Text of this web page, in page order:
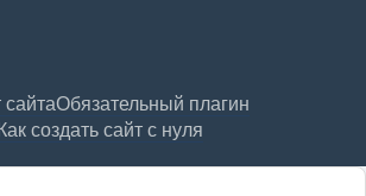
сайтаОбязательный плагин
Как создать сайт с нуля